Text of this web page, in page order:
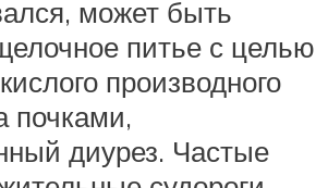
может быть
питье с целью
производного
почками,
диурез. Частые